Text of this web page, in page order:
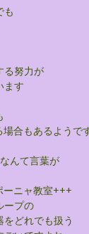
も
る努力が
ます
合もあるようで
んて言葉が
ニャ教室+++
ープの
どれでも扱う